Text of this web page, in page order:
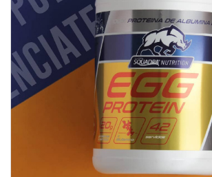
Log in
Create an account